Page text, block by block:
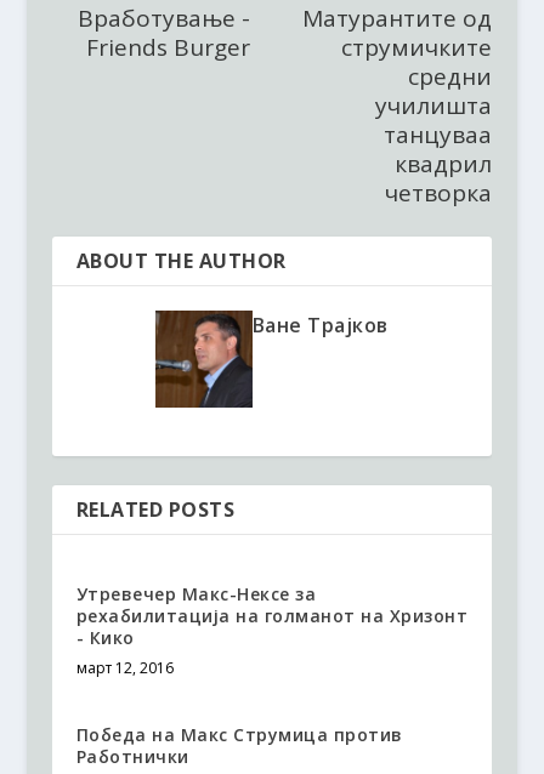
Вработување -
Friends Burger
Матурантите од
струмичките
средни
училишта
танцуваа
квадрил
четворка
ABOUT THE AUTHOR
Ване Трајков
RELATED POSTS
Утревечер Макс-Нексе за
рехабилитација на голманот на Хризонт
- Кико
март 12, 2016
Победа на Макс Струмица против
Работнички